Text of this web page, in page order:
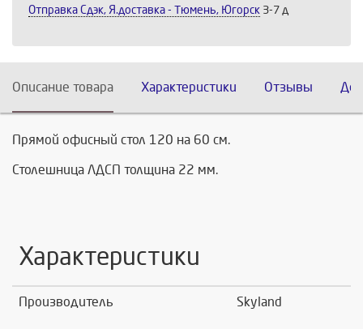
Отправка Сдэк, Я.доставка - Тюмень, Югорск 3-7 д
Описание товара Характеристики Отзывы
Прямой офисный стол 120 на 60 см.
Столешница ЛДСП толщина 22 мм.
Характеристики
Производитель Skyland